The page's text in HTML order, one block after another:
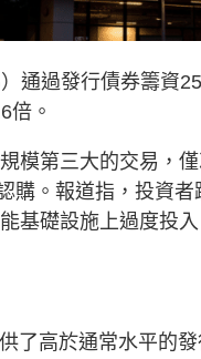
通過發行債券籌資
倍。
模第三大的交易，
購。報道指，投資
基礎設施上過度投
了高於通常水平的